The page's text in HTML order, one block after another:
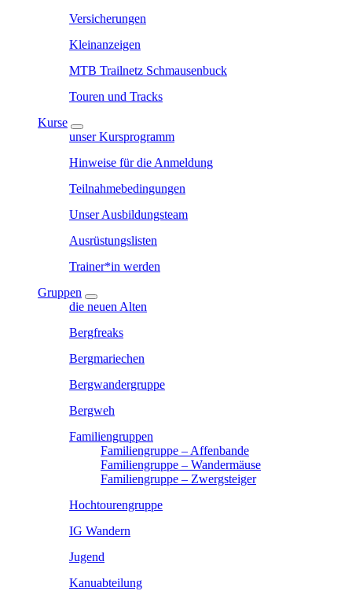
Versicherungen
Kleinanzeigen
MTB Trailnetz Schmausenbuck
Touren und Tracks
Kurse
unser Kursprogramm
Hinweise für die Anmeldung
Teilnahmebedingungen
Unser Ausbildungsteam
Ausrüstungslisten
Trainer*in werden
Gruppen
die neuen Alten
Bergfreaks
Bergmariechen
Bergwandergruppe
Bergweh
Familiengruppen
Familiengruppe – Affenbande
Familiengruppe – Wandermäuse
Familiengruppe – Zwergsteiger
Hochtourengruppe
IG Wandern
Jugend
Kanuabteilung